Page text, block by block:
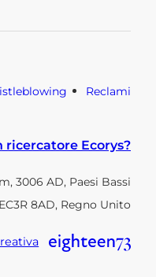
Reclami
Ecorys?
3006 AD, Paesi Bassi
8AD, Regno Unito